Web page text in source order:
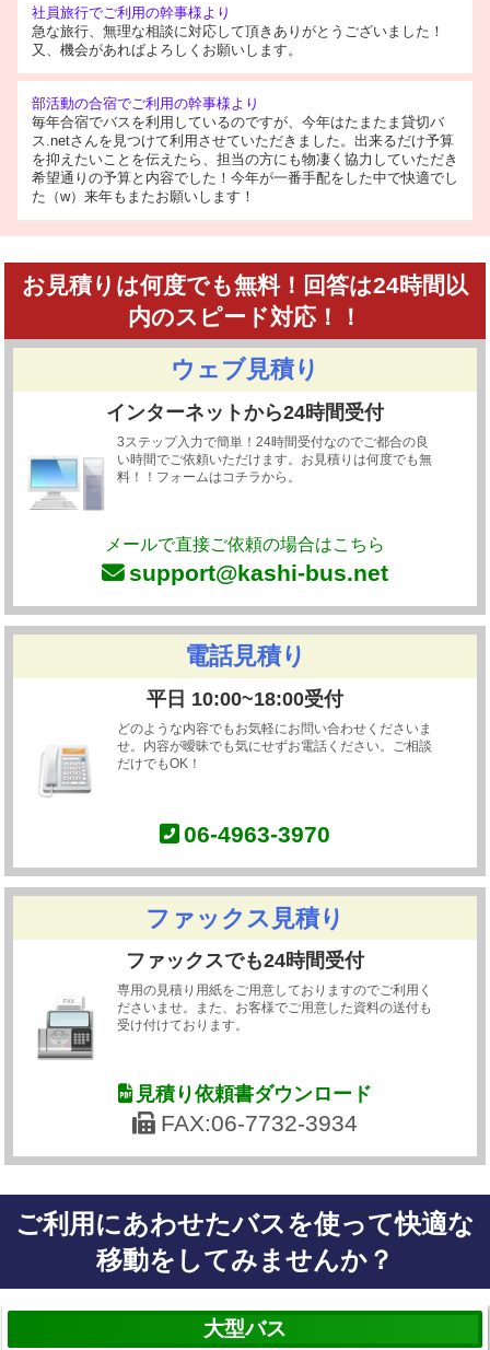
社員旅行でご利用の幹事様より
急な旅行、無理な相談に対応して頂きありがとうございました！
又、機会があればよろしくお願いします。
部活動の合宿でご利用の幹事様より
毎年合宿でバスを利用しているのですが、今年はたまたま貸切バ
ス.netさんを見つけて利用させていただきました。出来るだけ予算
を抑えたいことを伝えたら、担当の方にも物凄く協力していただき
希望通りの予算と内容でした！今年が一番手配をした中で快適でし
た（w）来年もまたお願いします！
お見積りは何度でも無料！回答は24時間以
内のスピード対応！！
ウェブ見積り
インターネットから24時間受付
3ステップ入力で簡単！24時間受付なのでご都合の良
い時間でご依頼いただけます。お見積りは何度でも無
料！！フォームはコチラから。
メールで直接ご依頼の場合はこちら
support@kashi-bus.net
電話見積り
平日 10:00~18:00受付
どのような内容でもお気軽にお問い合わせくださいま
せ。内容が曖昧でも気にせずお電話ください。ご相談
だけでもOK！
06-4963-3970
ファックス見積り
ファックスでも24時間受付
専用の見積り用紙をご用意しておりますのでご利用く
ださいませ。また、お客様でご用意した資料の送付も
受け付けております。
見積り依頼書ダウンロード
FAX:06-7732-3934
ご利用にあわせたバスを使って快適な
移動をしてみませんか？
大型バス